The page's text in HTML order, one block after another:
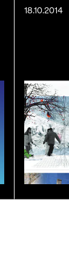
18.10.2014